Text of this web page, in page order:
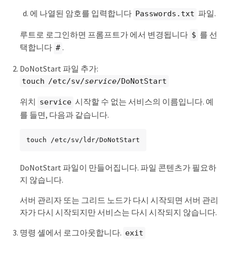
에 나열된 암호를 입력합니다 Passwords.txt 파일.
루트로 로그인하면 프롬프트가 에서 변경됩니다 $ 를 선
택합니다 # .
DoNotStart 파일 추가:
touch /etc/sv/service/DoNotStart
위치 service 시작할 수 없는 서비스의 이름입니다. 예
를 들면, 다음과 같습니다.
touch /etc/sv/ldr/DoNotStart
DoNotStart 파일이 만들어집니다. 파일 콘텐츠가 필요하
지 않습니다.
서버 관리자 또는 그리드 노드가 다시 시작되면 서버 관리
자가 다시 시작되지만 서비스는 다시 시작되지 않습니다.
명령 셸에서 로그아웃합니다. exit